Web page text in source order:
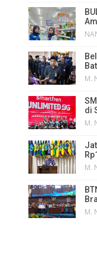
M.
di
M.
M.
M.